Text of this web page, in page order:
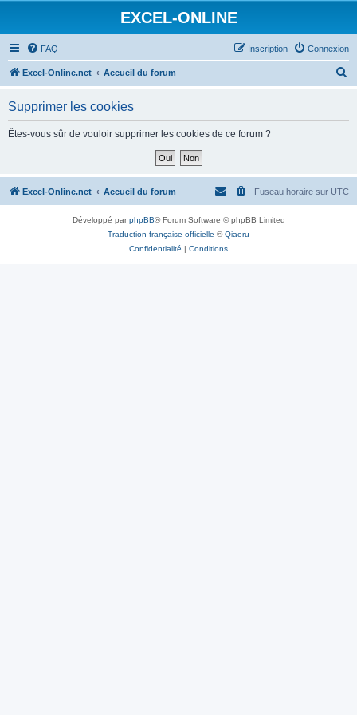
EXCEL-ONLINE
FAQ Connexion
Inscription
Excel-Online.net Accueil du forum
h
Supprimer les cookies
Êtes-vous sûr de vouloir supprimer les cookies de ce forum ?
Excel-Online.net Accueil du forum Fuseau horaire sur UTC
Développé parphpBB® Forum Software © phpBB Limited
Traduction française officielle ©Qiaeru
Confidentialité | Conditions